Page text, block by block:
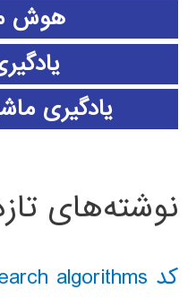
هوش
یادگیری
نوشته‌های
کد classical AI search algorithms